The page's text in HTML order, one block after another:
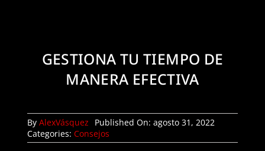
GESTIONA TU TIEMPO DE
MANERA EFECTIVA
By AlexVásquez
Published On: agosto 31, 2022
Categories: Consejos